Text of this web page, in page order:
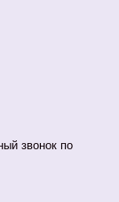
звонок по